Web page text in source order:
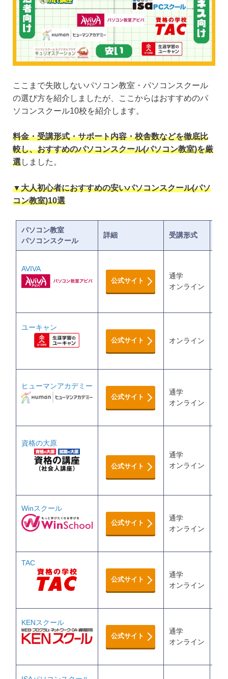
ここまで失敗しないパソコン教室・パソコンスクール
の選び方を紹介しましたが、ここからはおすすめのパ
ソコンスクール10校を紹介します。
料金・受講形式・サポート内容・校舎数などを徹底比
較し、おすすめのパソコンスクール(パソコン教室)を厳
選しました。
▼大人初心者におすすめの安いパソコンスクール(パソ
コン教室)10選
パソコン教室
パソコンスクール
詳細 受講形式
AVIVA
公式サイト
通学
オンライン
ユーキャン
公式サイト
オンライン
ヒューマンアカデミー
公式サイト
通学
オンライン
資格の大原
公式サイト
通学
オンライン
Winスクール
公式サイト
通学
オンライン
TAC
公式サイト
通学
オンライン
KENスクール
公式サイト
通学
オンライン